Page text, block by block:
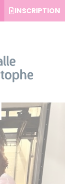
INSCRIPTION